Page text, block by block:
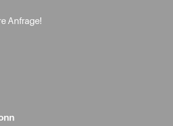
Anfrage!